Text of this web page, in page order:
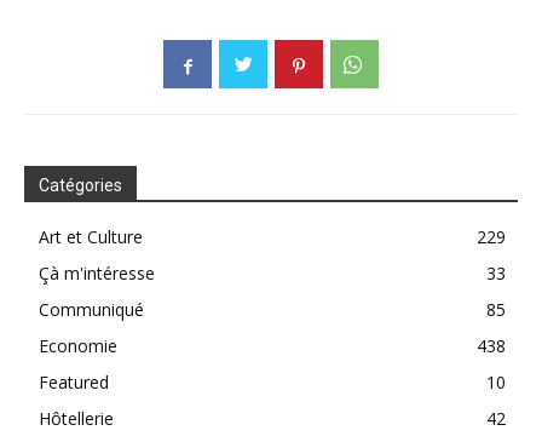
Catégories
Art et Culture
229
Çà m'intéresse
33
Communiqué
85
Economie
438
Featured
10
Hôtellerie
42